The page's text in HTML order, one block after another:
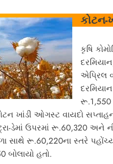
કોટન-
કૃષિ
એપ્રિલ
રૂ.1,550
ખાંડી ઓગસ્ટ વાયદો
ડેમાં ઉપરમાં રૂ.60,320 અને
સાથે રૂ.60,220ના સ્તરે
બોલાયો હતો.